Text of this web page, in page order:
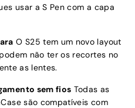
usar a S Pen com a capa
O S25 tem um novo layout
não ter os recortes no
as lentes.
sem fios Todas as
são compatíveis com